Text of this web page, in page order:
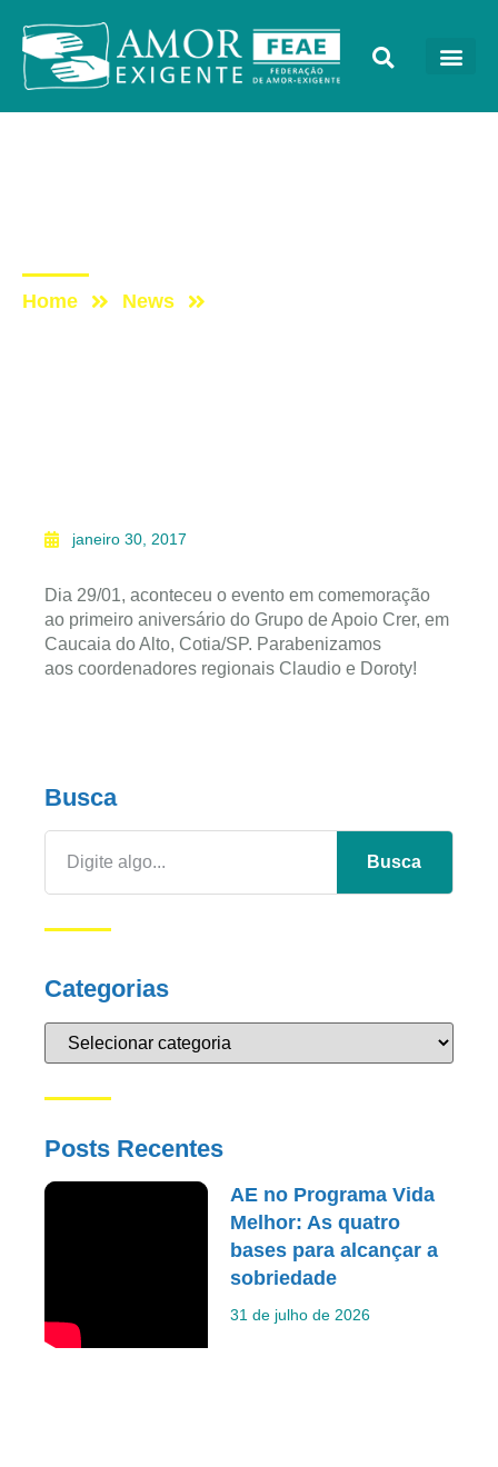
Home News
janeiro 30, 2017
Dia 29/01, aconteceu o evento em comemoração
ao primeiro aniversário do Grupo de Apoio Crer, em
Caucaia do Alto, Cotia/SP. Parabenizamos
aos coordenadores regionais Claudio e Doroty!
Busca
Busca
Categorias
Posts Recentes
AE no Programa Vida
Melhor: As quatro
bases para alcançar a
sobriedade
31 de julho de 2026